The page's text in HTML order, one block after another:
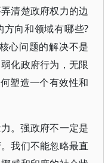
清楚政府权力的边
向和领域有哪些?
心问题的解决不是
化政府行为，无限
塑造一个有效性和
。强政府不一定是
我们不能忽略最直